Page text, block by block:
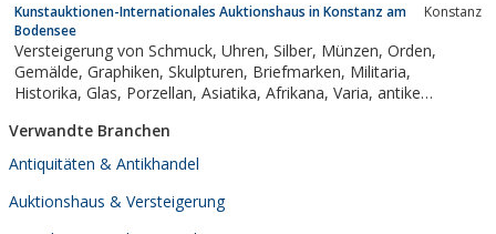
Kunstauktionen-Internationales Auktionshaus in Konstanz am
Bodensee
Konstanz
Versteigerung von Schmuck, Uhren, Silber, Münzen, Orden,
Gemälde, Graphiken, Skulpturen, Briefmarken, Militaria,
Historika, Glas, Porzellan, Asiatika, Afrikana, Varia, antike
Verwandte Branchen
Antiquitäten & Antikhandel
Auktionshaus & Versteigerung